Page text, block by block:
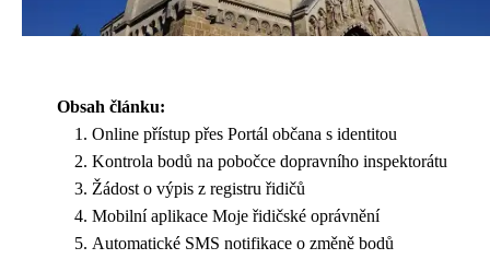
Obsah článku:
Online přístup přes Portál občana s identitou
Kontrola bodů na pobočce dopravního inspektorátu
Žádost o výpis z registru řidičů
Mobilní aplikace Moje řidičské oprávnění
Automatické SMS notifikace o změně bodů